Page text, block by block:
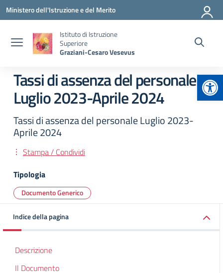
Vai ai contenuti
Vai al menu di navigazione
Vai al footer
Ministero dell'Istruzione e del Merito
Istituto di Istruzione
Superiore
Graziani-Cesaro Vesevus
Tassi di assenza del personale
Luglio 2023-Aprile 2024
Tassi di assenza del personale Luglio 2023-
Aprile 2024
Stampa / Condividi
Tipologia
Documento Generico
Indice della pagina
Descrizione
Il Documento